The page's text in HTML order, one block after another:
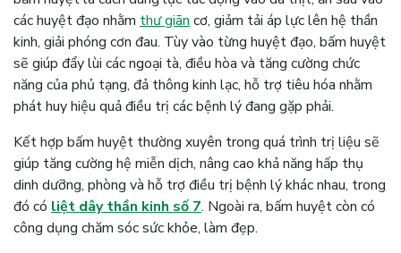
các huyệt đạo nhằm thư giãn cơ, giảm tải áp lực lên hệ thần
kinh, giải phóng cơn đau. Tùy vào từng huyệt đạo, bấm huyệt
sẽ giúp đẩy lùi các ngoại tà, điều hòa và tăng cường chức
năng của phủ tạng, đả thông kinh lạc, hỗ trợ tiêu hóa nhằm
phát huy hiệu quả điều trị các bệnh lý đang gặp phải.
Kết hợp bấm huyệt thường xuyên trong quá trình trị liệu sẽ
giúp tăng cường hệ miễn dịch, nâng cao khả năng hấp thụ
dinh dưỡng, phòng và hỗ trợ điều trị bệnh lý khác nhau, trong
đó có liệt dây thần kinh số 7. Ngoài ra, bấm huyệt còn có
công dụng chăm sóc sức khỏe, làm đẹp.